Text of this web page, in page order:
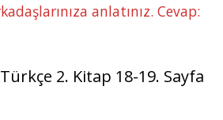
anlatınız. Cevap:
Türkçe 2. Kitap 18-19. Sayfa